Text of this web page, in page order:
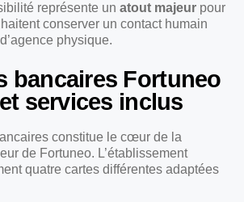
représente un atout majeur pour
conserver un contact humain
physique.
bancaires Fortuneo
services inclus
constitue le cœur de la
de Fortuneo. L’établissement
quatre cartes différentes adaptées